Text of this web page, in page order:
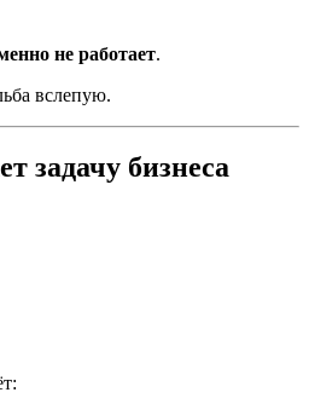
не работает.
вслепую.
задачу бизнеса